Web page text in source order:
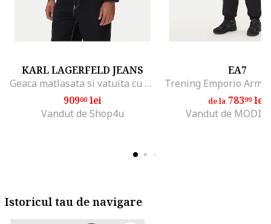
KARL LAGERFELD JEANS
Geaca matlasata si vatuita cu gluga, Negru
90900lei
Vandut de Shop4u
EA7
de la 78399lei
Vandut de
Istoricul tau de navigare